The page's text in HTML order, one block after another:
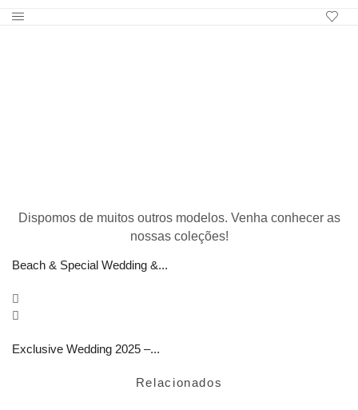
Beach & Special Wedding &...
Exclusive Wedding 2025 –...
Relacionados